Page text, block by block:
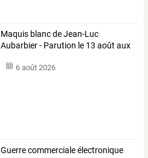
Maquis blancdeJean-Luc
Aubarbier- Parution le 13 août aux
6 août 2026
Guerrecommercialeélectronique